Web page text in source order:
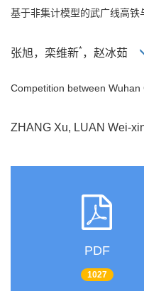
基于非集计模型的武广线高铁
张旭，栾维新*，赵冰茹
Competition between
ZHANG Xu, LUAN Wei-
PDF
1027